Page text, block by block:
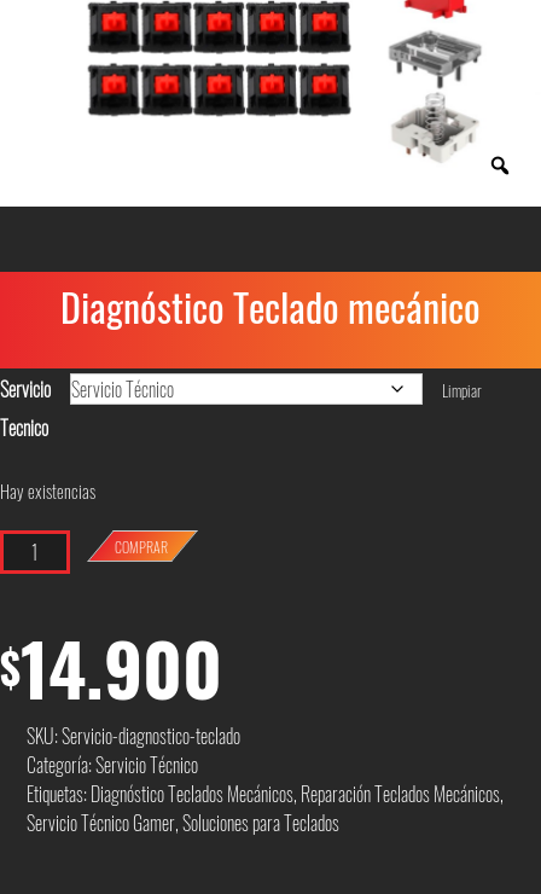
Diagnóstico Teclado mecánico
Servicio
Tecnico
Limpiar
Hay existencias
Cantidad COMPRAR
$14.900
SKU:Servicio-diagnostico-teclado
Categoría:Servicio Técnico
Etiquetas:Diagnóstico Teclados Mecánicos, Reparación Teclados Mecánicos,
Servicio Técnico Gamer,Soluciones para Teclados